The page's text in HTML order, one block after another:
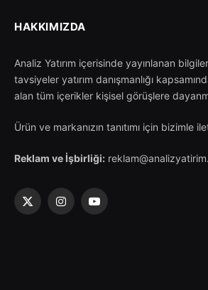
HAKKIMIZDA
Analiz Yatırım içerisinde yayınlanan
tavsiyeler yatırım danışmanlığı
alan tüm içerikler kişisel görüşlere
Ürün ve markanızın tanıtımı için bizimle
Reklam ve İşbirliği:
X
InstagramYouTube